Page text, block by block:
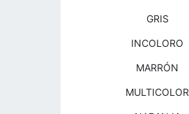
GRIS
INCOLORO
MARRÓN
MULTICOLOR